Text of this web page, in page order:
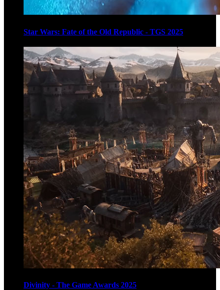
Star Wars: Fate of the Old Republic - TGS 2025
Divinity - The Game Awards 2025